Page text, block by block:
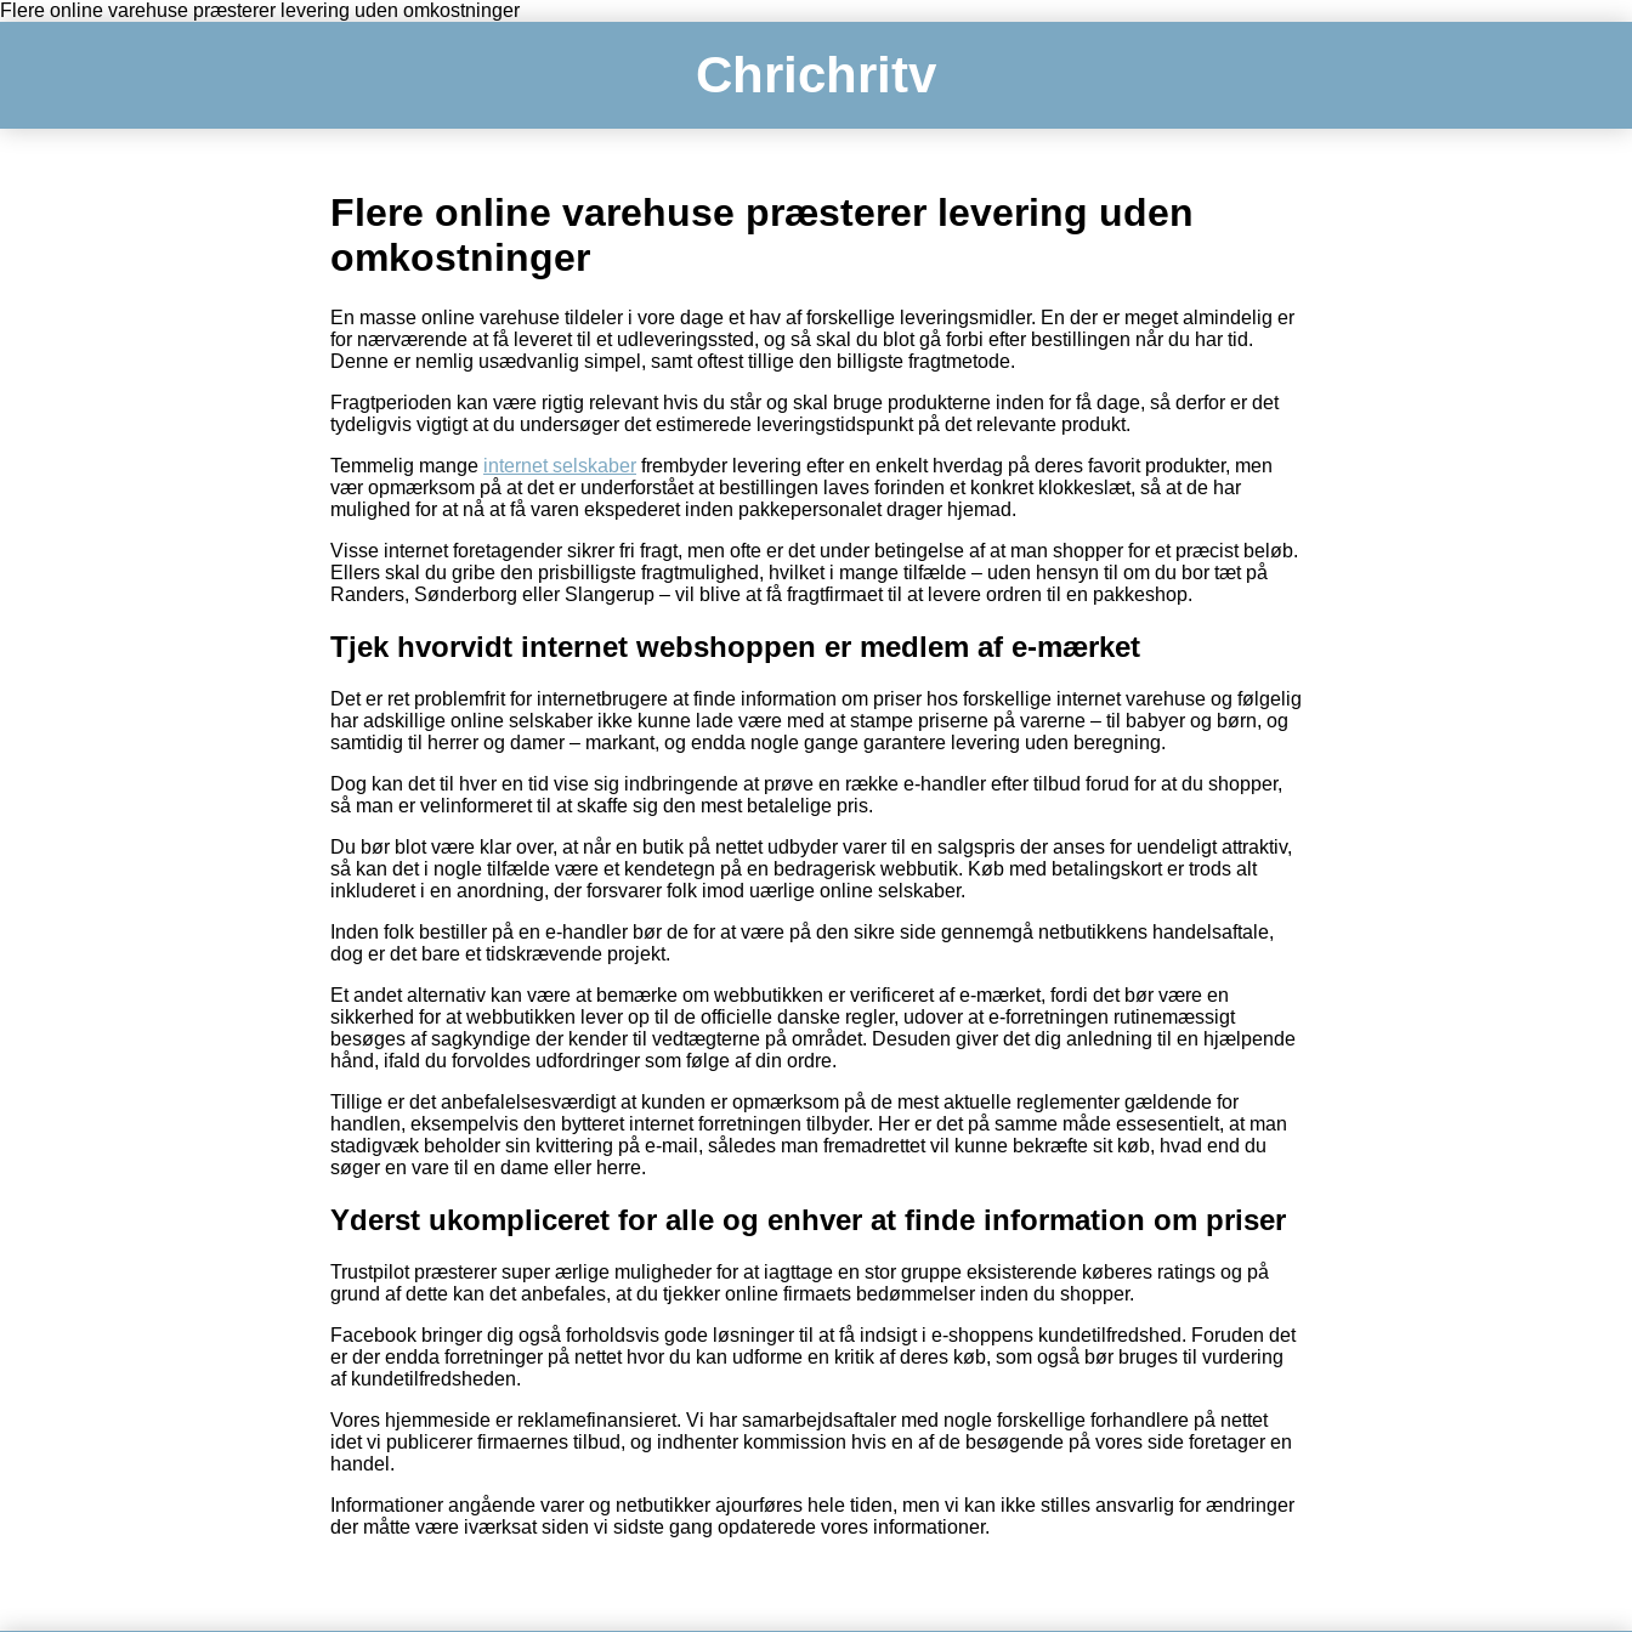
Flere online varehuse præsterer levering uden omkostninger
Chrichritv
Flere online varehuse præsterer levering uden
omkostninger
En masse online varehuse tildeler i vore dage et hav af forskellige leveringsmidler. En der er meget almindelig er
for nærværende at få leveret til et udleveringssted, og så skal du blot gå forbi efter bestillingen når du har tid.
Denne er nemlig usædvanlig simpel, samt oftest tillige den billigste fragtmetode.
Fragtperioden kan være rigtig relevant hvis du står og skal bruge produkterne inden for få dage, så derfor er det
tydeligvis vigtigt at du undersøger det estimerede leveringstidspunkt på det relevante produkt.
Temmelig mange internet selskaber frembyder levering efter en enkelt hverdag på deres favorit produkter, men
vær opmærksom på at det er underforstået at bestillingen laves forinden et konkret klokkeslæt, så at de har
mulighed for at nå at få varen ekspederet inden pakkepersonalet drager hjemad.
Visse internet foretagender sikrer fri fragt, men ofte er det under betingelse af at man shopper for et præcist beløb.
Ellers skal du gribe den prisbilligste fragtmulighed, hvilket i mange tilfælde – uden hensyn til om du bor tæt på
Randers, Sønderborg eller Slangerup – vil blive at få fragtfirmaet til at levere ordren til en pakkeshop.
Tjek hvorvidt internet webshoppen er medlem af e-mærket
Det er ret problemfrit for internetbrugere at finde information om priser hos forskellige internet varehuse og følgelig
har adskillige online selskaber ikke kunne lade være med at stampe priserne på varerne – til babyer og børn, og
samtidig til herrer og damer – markant, og endda nogle gange garantere levering uden beregning.
Dog kan det til hver en tid vise sig indbringende at prøve en række e-handler efter tilbud forud for at du shopper,
så man er velinformeret til at skaffe sig den mest betalelige pris.
Du bør blot være klar over, at når en butik på nettet udbyder varer til en salgspris der anses for uendeligt attraktiv,
så kan det i nogle tilfælde være et kendetegn på en bedragerisk webbutik. Køb med betalingskort er trods alt
inkluderet i en anordning, der forsvarer folk imod uærlige online selskaber.
Inden folk bestiller på en e-handler bør de for at være på den sikre side gennemgå netbutikkens handelsaftale,
dog er det bare et tidskrævende projekt.
Et andet alternativ kan være at bemærke om webbutikken er verificeret af e-mærket, fordi det bør være en
sikkerhed for at webbutikken lever op til de officielle danske regler, udover at e-forretningen rutinemæssigt
besøges af sagkyndige der kender til vedtægterne på området. Desuden giver det dig anledning til en hjælpende
hånd, ifald du forvoldes udfordringer som følge af din ordre.
Tillige er det anbefalelsesværdigt at kunden er opmærksom på de mest aktuelle reglementer gældende for
handlen, eksempelvis den bytteret internet forretningen tilbyder. Her er det på samme måde essesentielt, at man
stadigvæk beholder sin kvittering på e-mail, således man fremadrettet vil kunne bekræfte sit køb, hvad end du
søger en vare til en dame eller herre.
Yderst ukompliceret for alle og enhver at finde information om priser
Trustpilot præsterer super ærlige muligheder for at iagttage en stor gruppe eksisterende køberes ratings og på
grund af dette kan det anbefales, at du tjekker online firmaets bedømmelser inden du shopper.
Facebook bringer dig også forholdsvis gode løsninger til at få indsigt i e-shoppens kundetilfredshed. Foruden det
er der endda forretninger på nettet hvor du kan udforme en kritik af deres køb, som også bør bruges til vurdering
af kundetilfredsheden.
Vores hjemmeside er reklamefinansieret. Vi har samarbejdsaftaler med nogle forskellige forhandlere på nettet
idet vi publicerer firmaernes tilbud, og indhenter kommission hvis en af de besøgende på vores side foretager en
handel.
Informationer angående varer og netbutikker ajourføres hele tiden, men vi kan ikke stilles ansvarlig for ændringer
der måtte være iværksat siden vi sidste gang opdaterede vores informationer.